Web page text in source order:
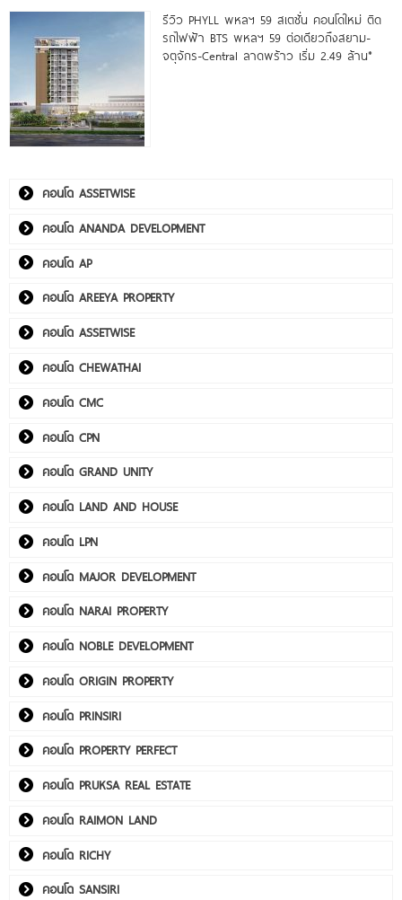
รีวิว PHYLL พหลฯ 59 สเตชั่น คอนโดใหม่ ติด
รถไฟฟ้า BTS พหลฯ 59 ต่อเดียวถึงสยาม-
จตุจักร-Central ลาดพร้าว เริ่ม 2.49 ล้าน*
คอนโด ASSETWISE
คอนโด ANANDA DEVELOPMENT
คอนโด AP
คอนโด AREEYA PROPERTY
คอนโด ASSETWISE
คอนโด CHEWATHAI
คอนโด CMC
คอนโด CPN
คอนโด GRAND UNITY
คอนโด LAND AND HOUSE
คอนโด LPN
คอนโด MAJOR DEVELOPMENT
คอนโด NARAI PROPERTY
คอนโด NOBLE DEVELOPMENT
คอนโด ORIGIN PROPERTY
คอนโด PRINSIRI
คอนโด PROPERTY PERFECT
คอนโด PRUKSA REAL ESTATE
คอนโด RAIMON LAND
คอนโด RICHY
คอนโด SANSIRI